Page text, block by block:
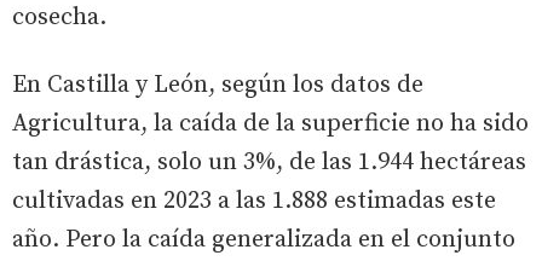
cosecha.
En Castilla y León, según los datos de
Agricultura, la caída de la superficie no ha sido
tan drástica, solo un 3%, de las 1.944 hectáreas
cultivadas en 2023 a las 1.888 estimadas este
año. Pero la caída generalizada en el conjunto